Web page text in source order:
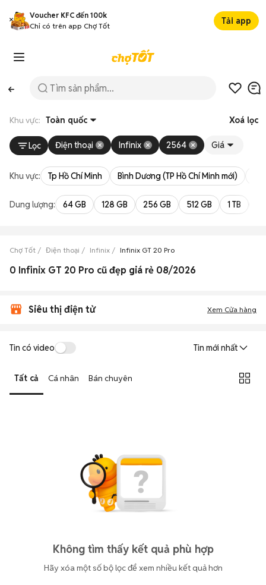
Voucher KFC đến 100k
Chỉ có trên app Chợ Tốt
Tải app
Khu vực: Toàn quốc Xoá lọc
Lọc Điện thoại Infinix 2564 Giá
Khu vực: Tp Hồ Chí Minh Bình Dương (TP Hồ Chí Minh mới)
Dung lượng: 64 GB 128 GB 256 GB 512 GB 1 TB
Chợ Tốt Điện thoại Infinix Infinix GT 20 Pro
0 Infinix GT 20 Pro cũ đẹp giá rẻ 08/2026
Siêu thị điện tử Xem Cửa hàng
Tin có video Tin mới nhất
Tất cả Cá nhân Bán chuyên
Không tìm thấy kết quả phù hợp
Hãy xóa một số bộ lọc để xem nhiều kết quả hơn